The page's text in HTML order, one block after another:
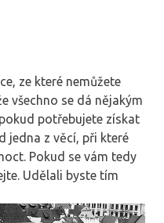
ze které nemůžete
všechno se dá nějakým
potřebujete získat
jedna z věcí, při které
Pokud se vám tedy
Udělali byste tím